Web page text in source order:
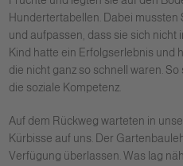
Hundertertabellen. Dabei
und aufpassen, dass sie sich nicht
Kind hatte ein Erfolgserlebnis und
die nicht ganz so schnell waren.
die soziale Kompetenz.
Auf dem Rückweg warteten in
Kürbisse auf uns. Der
Verfügung überlassen. Was lag